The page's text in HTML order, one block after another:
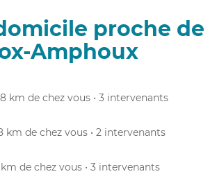
proche de
Amphoux
8 km de chez vous • 3 intervenants
km de chez vous • 2 intervenants
km de chez vous • 3 intervenants